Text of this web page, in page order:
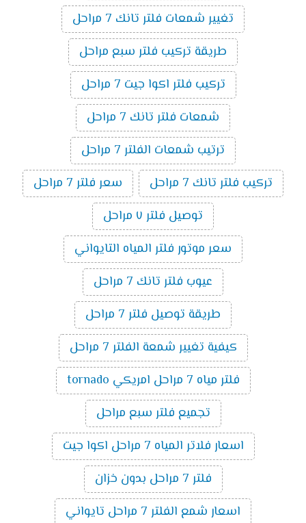
تغيير شمعات فلتر تانك 7 مراحل
طريقة تركيب فلتر سبع مراحل
تركيب فلتر اكوا جيت 7 مراحل
شمعات فلتر تانك 7 مراحل
ترتيب شمعات الفلتر 7 مراحل
تركيب فلتر تانك 7 مراحل
سعر فلتر 7 مراحل
توصيل فلتر ٧ مراحل
سعر موتور فلتر المياه التايواني
عيوب فلتر تانك 7 مراحل
طريقة توصيل فلتر 7 مراحل
كيفية تغيير شمعة الفلتر 7 مراحل
فلتر مياه 7 مراحل امريكي tornado
تجميع فلتر سبع مراحل
اسعار فلاتر المياه 7 مراحل اكوا جيت
فلتر 7 مراحل بدون خزان
اسعار شمع الفلتر 7 مراحل تايواني